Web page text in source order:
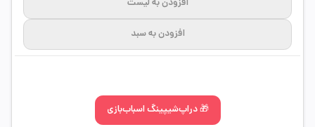
افزودن به لیست
افزودن به سبد
🎁 دراپ‌شیپینگ اسباب‌بازی